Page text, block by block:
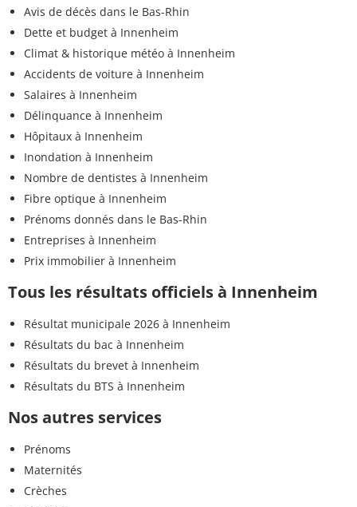
Avis de décès dans le Bas-Rhin
Dette et budget à Innenheim
Climat & historique météo à Innenheim
Accidents de voiture à Innenheim
Salaires à Innenheim
Délinquance à Innenheim
Hôpitaux à Innenheim
Inondation à Innenheim
Nombre de dentistes à Innenheim
Fibre optique à Innenheim
Prénoms donnés dans le Bas-Rhin
Entreprises à Innenheim
Prix immobilier à Innenheim
Tous les résultats officiels à Innenheim
Résultat municipale 2026 à Innenheim
Résultats du bac à Innenheim
Résultats du brevet à Innenheim
Résultats du BTS à Innenheim
Nos autres services
Prénoms
Maternités
Crèches